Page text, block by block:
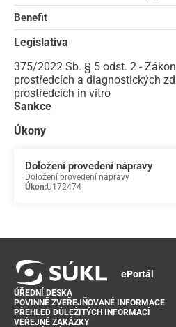
Benefit
Legislativa
375/2022 Sb. § 5 odst. 2 -
prostředcích a diagnostických
prostředcích in vitro
Sankce
Úkony
Doložení provedení nápravy
Doložení provedení nápravy
Úkon:U172474
ePortál
ÚŘEDNÍ DESKA
POVINNĚ ZVEŘEJŇOVANÉ INFORMACE
PŘEHLED DŮLEŽITÝCH INFORMACÍ
VEŘEJNÉ ZAKÁZKY